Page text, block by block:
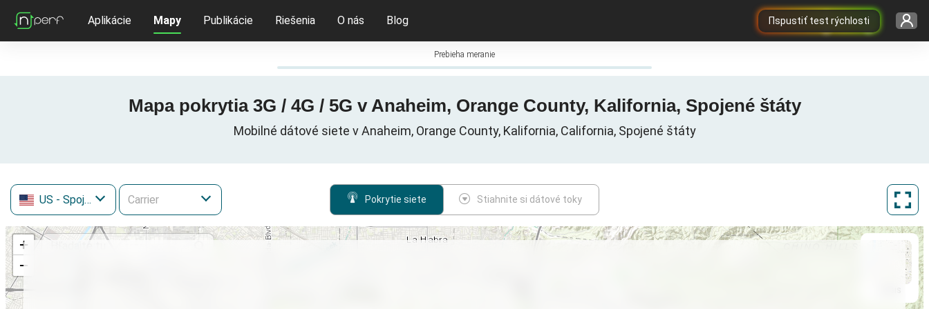
Пspustiť test rýchlosti
Aplikácie Mapy Publikácie Riešenia O nás Blog
Prebieha meranie
Mapa pokrytia 3G / 4G / 5G v Anaheim, Orange County, Kalifornia, Spojené štáty
Mobilné dátové siete v Anaheim, Orange County, Kalifornia, California, Spojené štáty
US - Spojené štáty Pokrytie siete Stiahnite si dátové toky
+
−